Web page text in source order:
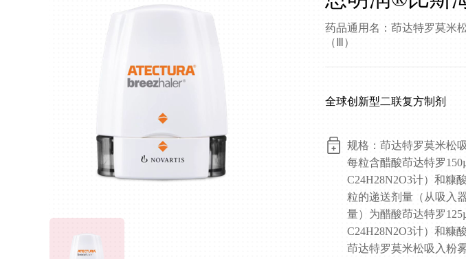
社会责任 全
药品通用名：茚达特罗莫米
（Ⅲ）
全球创新型二联复方制剂
规格：茚达特罗莫米松
每粒含醋酸茚达特罗
C24H28N2O3计）和糠
粒的递送剂量（从吸入
量）为醋酸茚达特罗
C24H28N2O3计）和糠
茚达特罗莫米松吸入粉